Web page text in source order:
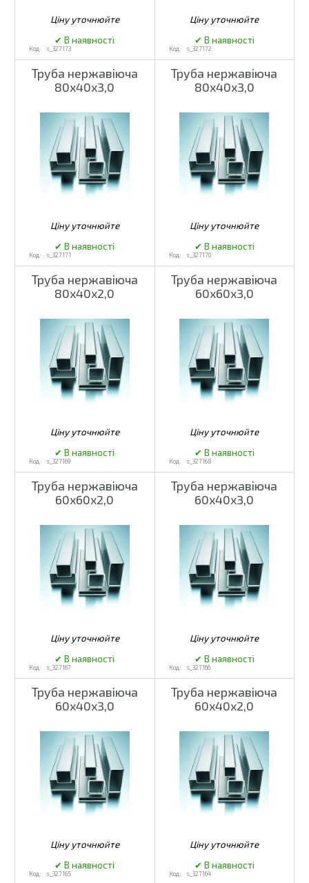
s_327173 s_327172
Труба нержавіюча
80х40х3,0
s_327171
Труба нержавіюча
80х40х3,0
s_327170
Труба нержавіюча
80х40х2,0
s_327169
Труба нержавіюча
60х60х3,0
s_327168
Труба нержавіюча
60х60х2,0
s_327167
Труба нержавіюча
60х40х3,0
s_327166
Труба нержавіюча
60х40х3,0
s_327165
Труба нержавіюча
60х40х2,0
s_327164